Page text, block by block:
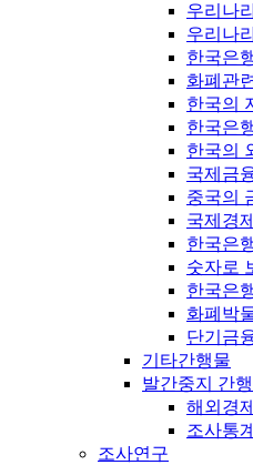
우리나
우리나
한국은
화폐관
한국의
한국은
한국의
국제금
중국의
국제경
한국은
숫자로
한국은
화폐박
단기금
기타간행물
발간중지 간
해외경
조사통
조사연구